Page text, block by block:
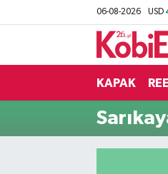
06-08-2026 USD
KAPAK
BİLİŞİM PANO
DESTEK-TEŞVİK